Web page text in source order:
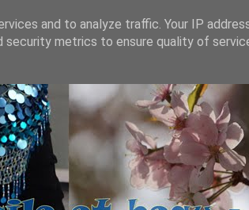
and to analyze traffic. Your IP
security metrics to ensure quality of